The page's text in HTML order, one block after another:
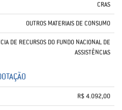
CRAS
OUTROS MATERIAIS DE CONSUMO
DE RECURSOS DO FUNDO NACIONAL DE
ASSISTÊNCIAS
R$ 4.092,00